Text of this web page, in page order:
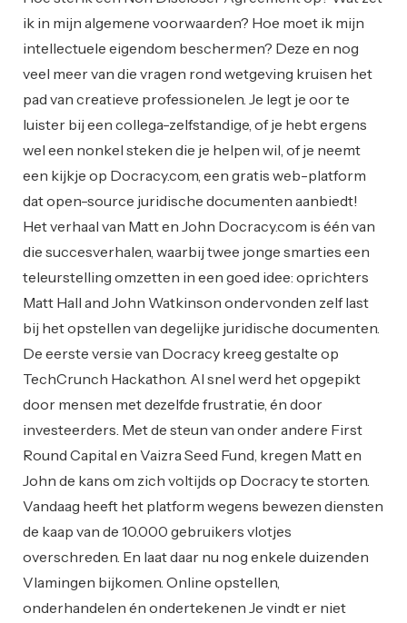
ik in mijn algemene voorwaarden? Hoe moet ik mijn
intellectuele eigendom beschermen? Deze en nog
veel meer van die vragen rond wetgeving kruisen het
pad van creatieve professionelen. Je legt je oor te
luister bij een collega-zelfstandige, of je hebt ergens
wel een nonkel steken die je helpen wil, of je neemt
een kijkje op Docracy.com, een gratis web-platform
dat open-source juridische documenten aanbiedt!
Het verhaal van Matt en John Docracy.com is één van
die succesverhalen, waarbij twee jonge smarties een
teleurstelling omzetten in een goed idee: oprichters
Matt Hall and John Watkinson ondervonden zelf last
bij het opstellen van degelijke juridische documenten.
De eerste versie van Docracy kreeg gestalte op
TechCrunch Hackathon. Al snel werd het opgepikt
door mensen met dezelfde frustratie, én door
investeerders. Met de steun van onder andere First
Round Capital en Vaizra Seed Fund, kregen Matt en
John de kans om zich voltijds op Docracy te storten.
Vandaag heeft het platform wegens bewezen diensten
de kaap van de 10.000 gebruikers vlotjes
overschreden. En laat daar nu nog enkele duizenden
Vlamingen bijkomen. Online opstellen,
onderhandelen én ondertekenen Je vindt er niet